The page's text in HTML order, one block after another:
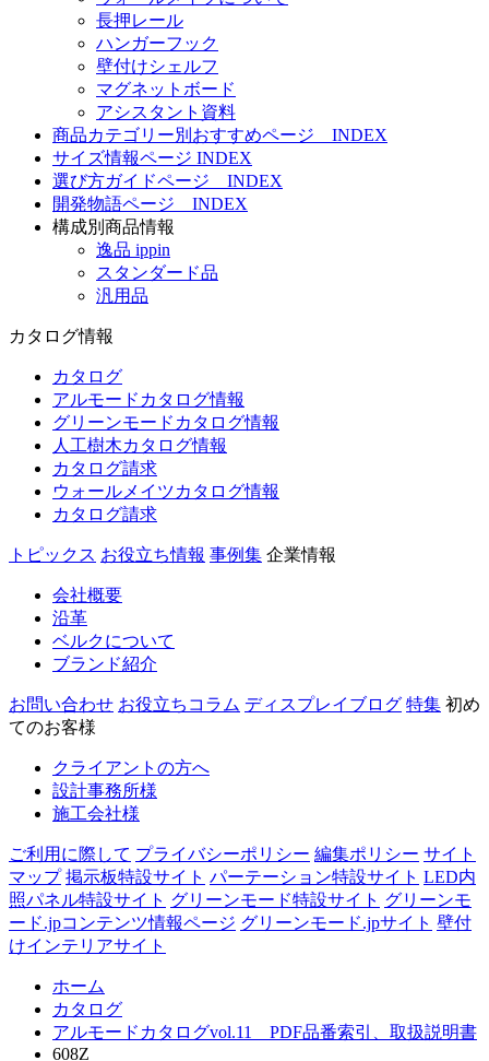
長押レール
ハンガーフック
壁付けシェルフ
マグネットボード
アシスタント資料
商品カテゴリー別おすすめページ INDEX
サイズ情報ページ INDEX
選び方ガイドページ INDEX
開発物語ページ INDEX
構成別商品情報
逸品 ippin
スタンダード品
汎用品
カタログ情報
カタログ
アルモードカタログ情報
グリーンモードカタログ情報
人工樹木カタログ情報
カタログ請求
ウォールメイツカタログ情報
カタログ請求
トピックス お役立ち情報 事例集 企業情報
会社概要
沿革
ベルクについて
ブランド紹介
お問い合わせ お役立ちコラム ディスプレイブログ 特集 初め
てのお客様
クライアントの方へ
設計事務所様
施工会社様
ご利用に際して プライバシーポリシー 編集ポリシー サイト
マップ 掲示板特設サイト パーテーション特設サイト LED内
照パネル特設サイト グリーンモード特設サイト グリーンモ
ード.jpコンテンツ情報ページ グリーンモード.jpサイト 壁付
けインテリアサイト
ホーム
カタログ
アルモードカタログvol.11 PDF品番索引、取扱説明書
608Z